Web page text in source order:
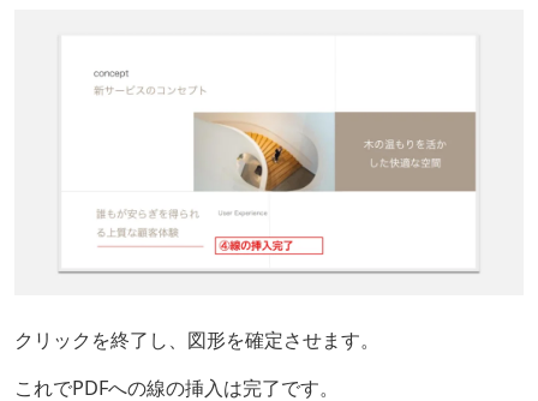
クリックを終了し、図形を確定させます。
これでPDFへの線の挿入は完了です。